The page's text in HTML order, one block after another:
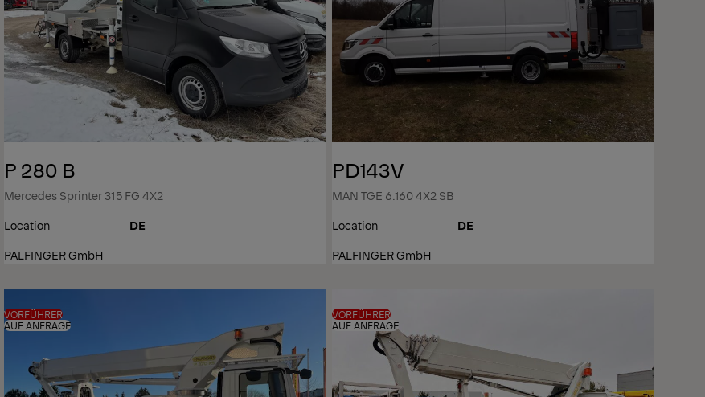
P 280 B
Mercedes Sprinter 315 FG 4X2
Location
DE
PALFINGER GmbH
PD143V
MAN TGE 6.160 4X2 SB
Location
DE
PALFINGER GmbH
VORFÜHRER
AUF ANFRAGE
VORFÜHRER
AUF ANFRAGE